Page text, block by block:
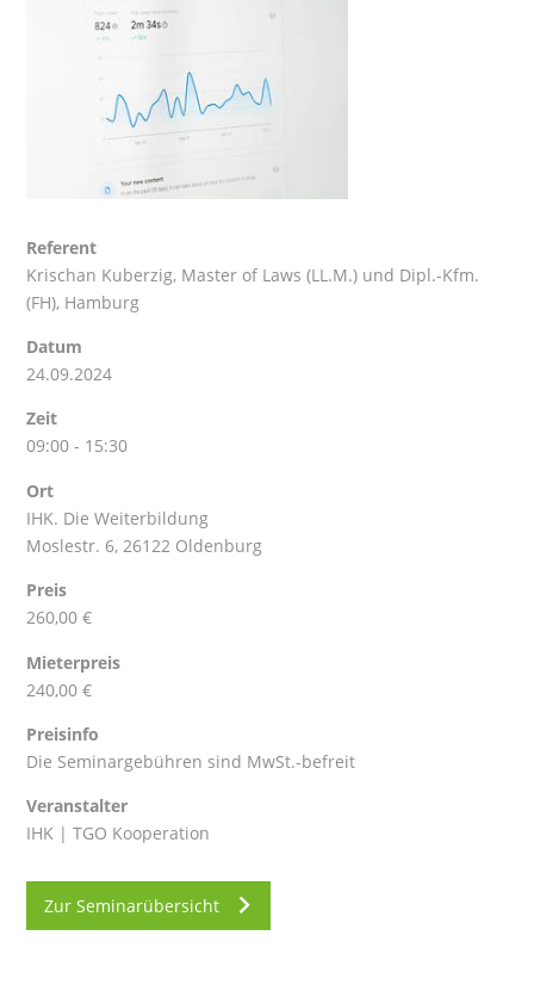
Referent
Krischan Kuberzig, Master of Laws (LL.M.) und Dipl.-Kfm.
(FH), Hamburg
Datum
24.09.2024
Zeit
09:00 - 15:30
Ort
IHK. Die Weiterbildung
Moslestr. 6, 26122 Oldenburg
Preis
260,00 €
Mieterpreis
240,00 €
Preisinfo
Die Seminargebühren sind MwSt.-befreit
Veranstalter
IHK | TGO Kooperation
Zur Seminarübersicht